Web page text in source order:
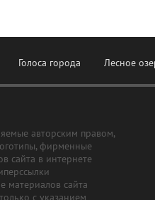
Голоса города Лесное
авторским правом,
фирменные
сайта в интернете
материалов сайта
с указанием